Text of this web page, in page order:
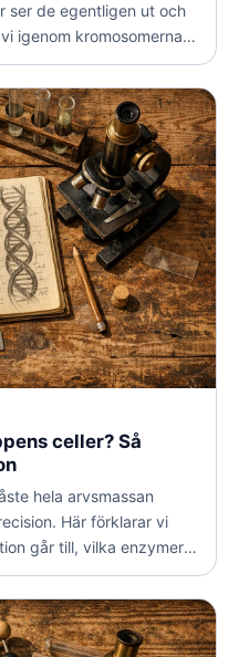
ser de egentligen ut och
igenom kromosomernas
roll och vad de
celler? Så
hela arvsmassan
Här förklarar vi
går till, vilka enzymer
är så viktig för